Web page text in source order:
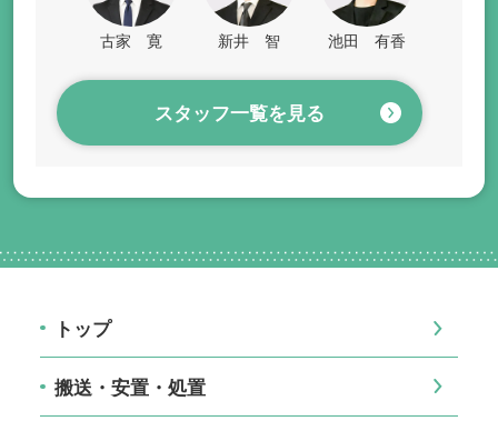
古家 寛 新井 智 池田 有香
スタッフ一覧を見る
トップ
搬送・安置・処置